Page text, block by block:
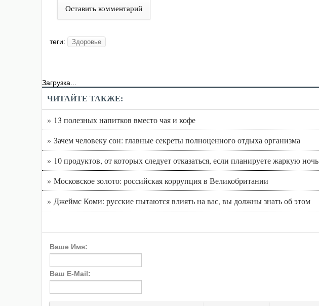
Оставить комментарий
теги: Здоровье
Загрузка...
ЧИТАЙТЕ ТАКЖЕ:
» 13 полезных напитков вместо чая и кофе
» Зачем человеку сон: главные секреты полноценного отдыха организма
» 10 продуктов, от которых следует отказаться, если планируете жаркую ночь
» Московское золото: российская коррупция в Великобритании
» Джеймс Коми: русские пытаются влиять на вас, вы должны знать об этом
Ваше Имя:
Ваш E-Mail: